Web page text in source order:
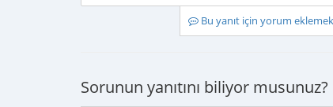
Bu yanıt için yorum
Sorunun yanıtını biliyor musunuz?